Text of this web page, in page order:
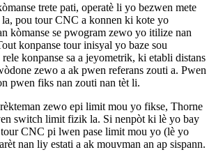
trete pati, operatè li yo bezwen mete
pou tour CNC a konnen ki kote yo
kòmanse se pwogram zewo yo itilize nan
konpanse tour inisyal yo baze sou
konpanse sa a jeyometrik, ki etabli distans
zewo a ak pwen referans zouti a. Pwen
pwen fiks nan zouti nan tèt li.
zewo epi limit mou yo fikse, Thorne
switch limit fizik la. Si nenpòt ki lè yo bay
CNC pi lwen pase limit mou yo (lè yo
nan liy estati a ak mouvman an ap sispann.